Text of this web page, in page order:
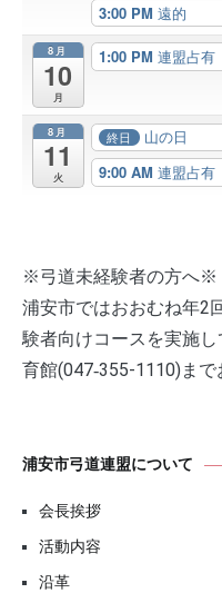
3:00 PM 遠的
8月
10
月
1:00 PM 連盟占有
8月
11
火
終日
山の日
9:00 AM 連盟占有
※弓道未経験者の方へ※
浦安市ではおおむね年2
験者向けコースを実施
育館(047‐355-1110)ま
浦安市弓道連盟について
会長挨拶
活動内容
沿革